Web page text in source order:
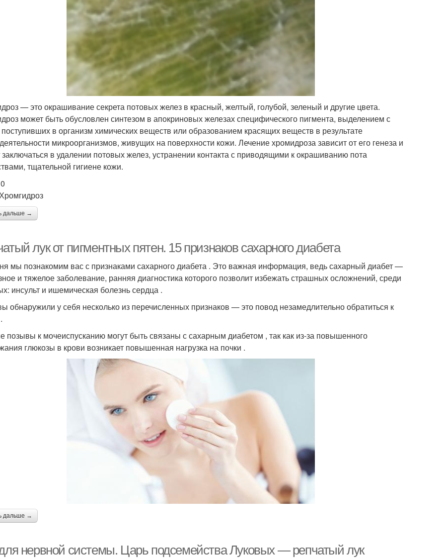
— это окрашивание секрета потовых желез в красный, желтый, голубой, зеленый и другие цвета.
может быть обусловлен синтезом в апокриновых железах специфического пигмента, выделением с
в организм химических веществ или образованием красящих веществ в результате
микроорганизмов, живущих на поверхности кожи. Лечение хромидроза зависит от его генеза и
в удалении потовых желез, устранении контакта с приводящими к окрашиванию пота
тщательной гигиене кожи.
дальше →
лук от пигментных пятен. 15 признаков сахарного диабета
мы познакомим вас с признаками сахарного диабета . Это важная информация, ведь сахарный диабет —
и тяжелое заболевание, ранняя диагностика которого позволит избежать страшных осложнений, среди
инсульт и ишемическая болезнь сердца .
обнаружили у себя несколько из перечисленных признаков — это повод незамедлительно обратиться к
позывы к мочеиспусканию могут быть связаны с сахарным диабетом , так как из-за повышенного
глюкозы в крови возникает повышенная нагрузка на почки .
дальше →
нервной системы. Царь подсемейства Луковых — репчатый лук